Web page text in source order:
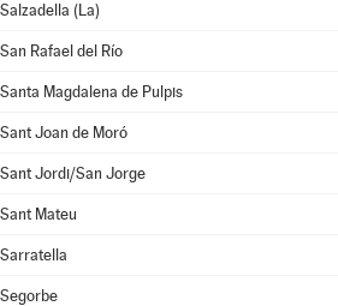
Salzadella (La)
San Rafael del Río
Santa Magdalena de Pulpis
Sant Joan de Moró
Sant Jordi/San Jorge
Sant Mateu
Sarratella
Segorbe